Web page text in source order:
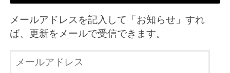
メールアドレスを記入して「お知らせ」すれ
ば、更新をメールで受信できます。